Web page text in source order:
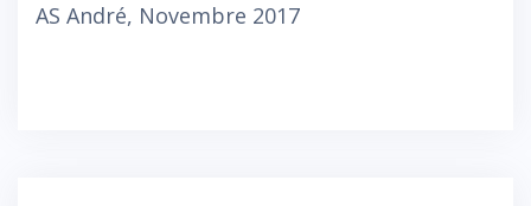
AS André, Novembre 2017